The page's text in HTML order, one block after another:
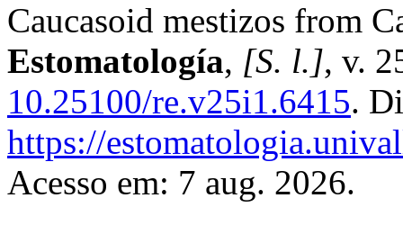
Caucasoid mestizos from
Estomatología, [S. l.], v.
10.25100/re.v25i1.6415.
https://
Acesso em: 7 aug. 2026.